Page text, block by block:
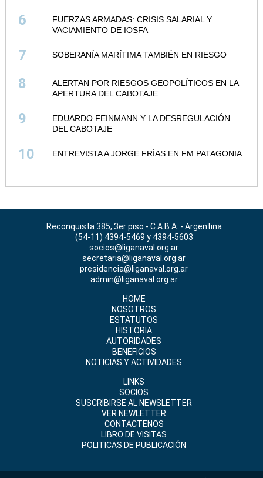
6
FUERZAS ARMADAS: CRISIS SALARIAL Y
VACIAMIENTO DE IOSFA
7 SOBERANÍA MARÍTIMA TAMBIÉN EN RIESGO
8
ALERTAN POR RIESGOS GEOPOLÍTICOS EN LA
APERTURA DEL CABOTAJE
9
EDUARDO FEINMANN Y LA DESREGULACIÓN
DEL CABOTAJE
10 ENTREVISTA A JORGE FRÍAS EN FM PATAGONIA
Reconquista 385, 3er piso - C.A.B.A. - Argentina
(54-11) 4394-5469 y 4394-5603
socios@liganaval.org.ar
secretaria@liganaval.org.ar
presidencia@liganaval.org.ar
admin@liganaval.org.ar
HOME
NOSOTROS
ESTATUTOS
HISTORIA
AUTORIDADES
BENEFICIOS
NOTICIAS Y ACTIVIDADES
LINKS
SOCIOS
SUSCRIBIRSE AL NEWSLETTER
VER NEWLETTER
CONTACTENOS
LIBRO DE VISITAS
POLITICAS DE PUBLICACIÓN